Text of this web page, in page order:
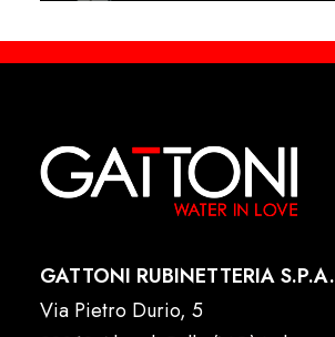
GATTONI RUBINETTERIA S.P.A.
Via Pietro Durio, 5